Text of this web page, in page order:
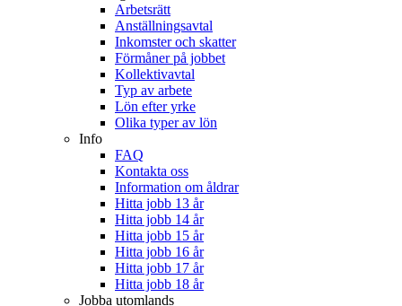
Arbetsrätt
Anställningsavtal
Inkomster och skatter
Förmåner på jobbet
Kollektivavtal
Typ av arbete
Lön efter yrke
Olika typer av lön
Info
FAQ
Kontakta oss
Information om åldrar
Hitta jobb 13 år
Hitta jobb 14 år
Hitta jobb 15 år
Hitta jobb 16 år
Hitta jobb 17 år
Hitta jobb 18 år
Jobba utomlands